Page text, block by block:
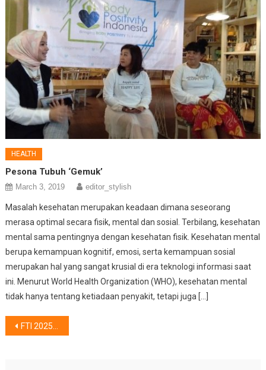
HEALTH
Pesona Tubuh ‘Gemuk’
March 3, 2019 editor_stylish
Masalah kesehatan merupakan keadaan dimana seseorang
merasa optimal secara fisik, mental dan sosial. Terbilang, kesehatan
mental sama pentingnya dengan kesehatan fisik. Kesehatan mental
berupa kemampuan kognitif, emosi, serta kemampuan sosial
merupakan hal yang sangat krusial di era teknologi informasi saat
ini. Menurut World Health Organization (WHO), kesehatan mental
tidak hanya tentang ketiadaan penyakit, tetapi juga […]
Post
FTI 2025 : Keindahan Teater, Lebih Dari Sebuah Tontonan